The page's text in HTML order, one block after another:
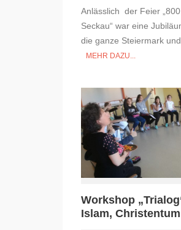
Anlässlich der Feier
Seckau“ war eine
die ganze Steiermark
MEHR DAZU...
Workshop
Islam, Christentum